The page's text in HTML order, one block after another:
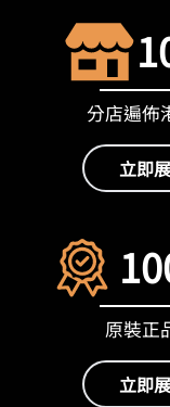
分店遍佈
立即
原裝正
立即